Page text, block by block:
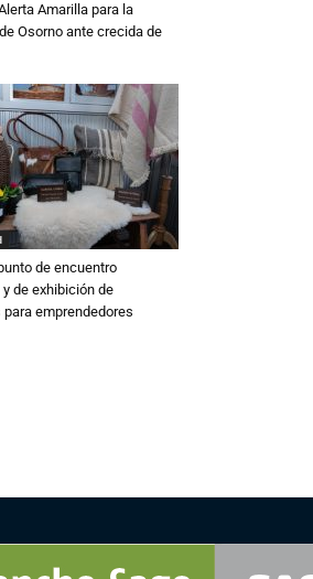
Amarilla para la
Osorno ante crecida de
de encuentro
de exhibición de
emprendedores